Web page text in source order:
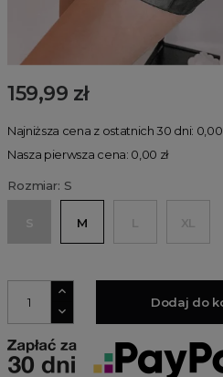
159,99 zł
Najniższa cena z ostatnich 30 dni: 0,00
Nasza pierwsza cena: 0,00 zł
Rozmiar: S
S M L XL
Dodaj do